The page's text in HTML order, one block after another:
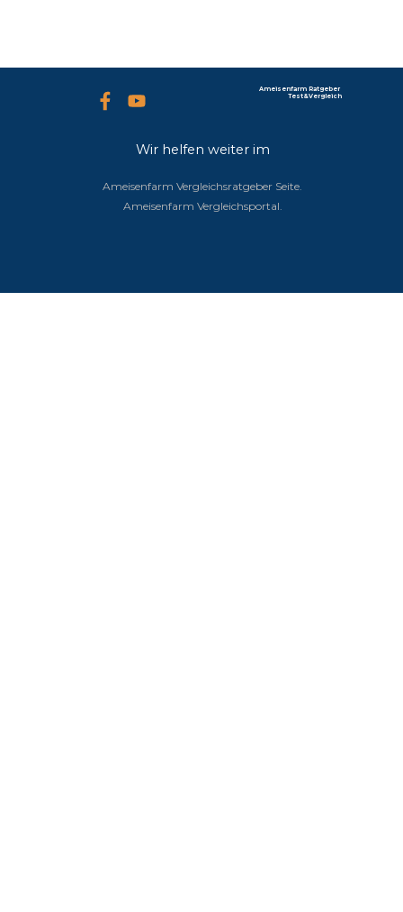
Ameisenfarm Ratgeber
Test&Vergleich
Ameisenfarm Vergleichsratgeber Seite.
Ameisenfarm Vergleichsportal.
Wir helfen weiter im